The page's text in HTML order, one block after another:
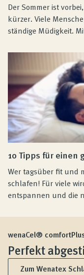
Der Sommer ist
kürzer. Viele
ständige Müdigkeit.
10 Tipps für einen
Wer tagsüber fit und
schlafen! Für viele
entspannen und die
wenaCel®
Perfekt
Zum Wenatex